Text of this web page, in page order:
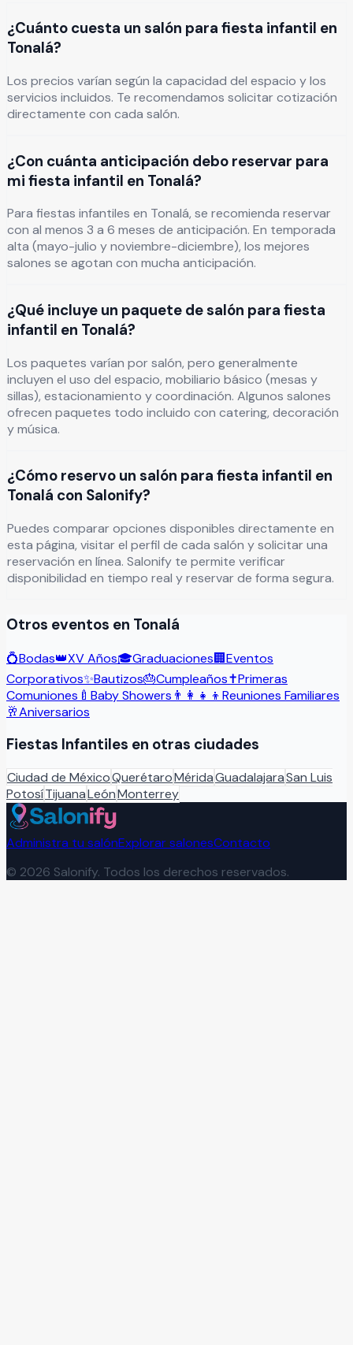
¿Cuánto cuesta un salón para fiesta infantil en
Tonalá?
Los precios varían según la capacidad del espacio y los
servicios incluidos. Te recomendamos solicitar cotización
directamente con cada salón.
¿Con cuánta anticipación debo reservar para
mi fiesta infantil en Tonalá?
Para fiestas infantiles en Tonalá, se recomienda reservar
con al menos 3 a 6 meses de anticipación. En temporada
alta (mayo-julio y noviembre-diciembre), los mejores
salones se agotan con mucha anticipación.
¿Qué incluye un paquete de salón para fiesta
infantil en Tonalá?
Los paquetes varían por salón, pero generalmente
incluyen el uso del espacio, mobiliario básico (mesas y
sillas), estacionamiento y coordinación. Algunos salones
ofrecen paquetes todo incluido con catering, decoración
y música.
¿Cómo reservo un salón para fiesta infantil en
Tonalá con Salonify?
Puedes comparar opciones disponibles directamente en
esta página, visitar el perfil de cada salón y solicitar una
reservación en línea. Salonify te permite verificar
disponibilidad en tiempo real y reservar de forma segura.
Otros eventos en Tonalá
💍Bodas👑XV Años🎓Graduaciones🏢Eventos
Corporativos✨Bautizos🎂Cumpleaños✝️Primeras
Comuniones 🍼 Baby Showers 👨‍👩‍👧‍👦 Reuniones Familiares
🥂Aniversarios
Fiestas Infantiles en otras ciudades
Ciudad de MéxicoQuerétaroMéridaGuadalajaraSan Luis
PotosíTijuanaLeónMonterrey
Administra tu salónExplorar salonesContacto
© 2026 Salonify. Todos los derechos reservados.